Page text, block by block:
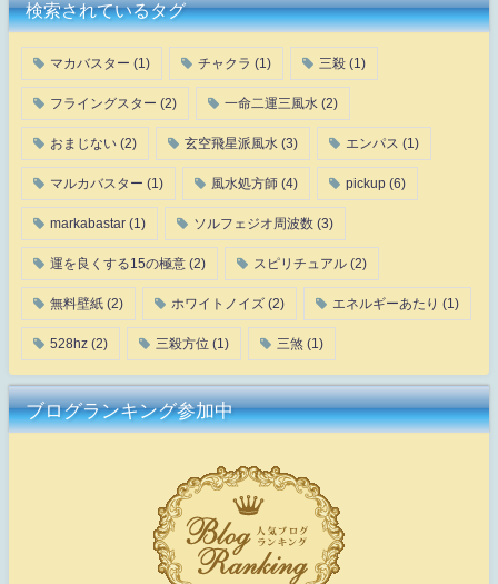
検索されているタグ
マカバスター (1) チャクラ (1) 三殺 (1)
フライングスター (2) 一命二運三風水 (2)
おまじない (2) 玄空飛星派風水 (3) エンパス (1)
マルカバスター (1) 風水処方師 (4) pickup (6)
markabastar (1) ソルフェジオ周波数 (3)
運を良くする15の極意 (2) スピリチュアル (2)
無料壁紙 (2) ホワイトノイズ (2) エネルギーあたり (1)
528hz (2) 三殺方位 (1) 三煞 (1)
ブログランキング参加中